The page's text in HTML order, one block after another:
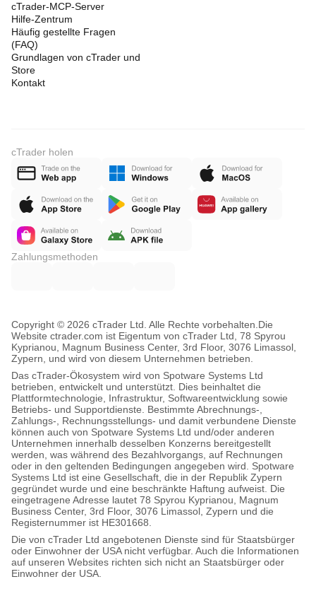
cTrader-MCP-Server
Hilfe-Zentrum
Häufig gestellte Fragen
(FAQ)
Grundlagen von cTrader und
Store
Kontakt
cTrader holen
Zahlungsmethoden
Copyright © 2026 cTrader Ltd. Alle Rechte vorbehalten. Die
Website ctrader.com ist Eigentum von cTrader Ltd, 78 Spyrou
Kyprianou, Magnum Business Center, 3rd Floor, 3076 Limassol,
Zypern, und wird von diesem Unternehmen betrieben.
Das cTrader-Ökosystem wird von Spotware Systems Ltd
betrieben, entwickelt und unterstützt. Dies beinhaltet die
Plattformtechnologie, Infrastruktur, Softwareentwicklung sowie
Betriebs- und Supportdienste. Bestimmte Abrechnungs-,
Zahlungs-, Rechnungsstellungs- und damit verbundene Dienste
können auch von Spotware Systems Ltd und/oder anderen
Unternehmen innerhalb desselben Konzerns bereitgestellt
werden, was während des Bezahlvorgangs, auf Rechnungen
oder in den geltenden Bedingungen angegeben wird. Spotware
Systems Ltd ist eine Gesellschaft, die in der Republik Zypern
gegründet wurde und eine beschränkte Haftung aufweist. Die
eingetragene Adresse lautet 78 Spyrou Kyprianou, Magnum
Business Center, 3rd Floor, 3076 Limassol, Zypern und die
Registernummer ist HE301668.
Die von cTrader Ltd angebotenen Dienste sind für Staatsbürger
oder Einwohner der USA nicht verfügbar. Auch die Informationen
auf unseren Websites richten sich nicht an Staatsbürger oder
Einwohner der USA.